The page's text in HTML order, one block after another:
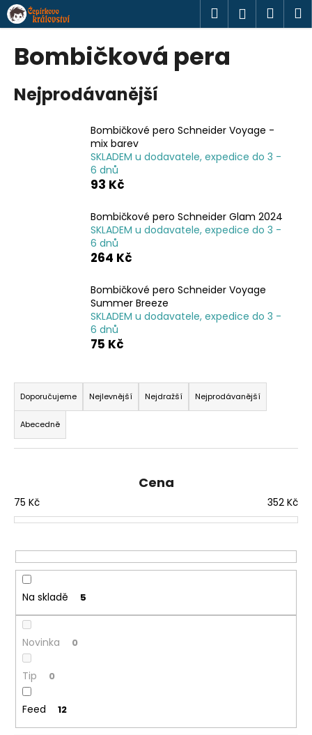
Přejít
na
obsah
Hledat
Bombičková pera
Nejprodávanější
Bombičkové pero Schneider Voyage -
mix barev
SKLADEM u dodavatele, expedice do 3 -
6 dnů
93 Kč
Bombičkové pero Schneider Glam 2024
SKLADEM u dodavatele, expedice do 3 -
6 dnů
264 Kč
Bombičkové pero Schneider Voyage
Summer Breeze
SKLADEM u dodavatele, expedice do 3 -
6 dnů
75 Kč
Ř
a
z
e
n
r
o
u
k
ů
Doporučujeme Nejlevnější Nejdražší Nejprodávanější
Abecedně
Cena
75 Kč 352 Kč
Na skladě 5
Novinka 0
Tip 0
Feed 12
K
o
o
t
?
o
p
o
u
u
m